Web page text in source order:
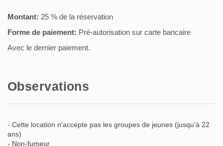
Montant: 25 % de la réservation
Forme de paiement: Pré-autorisation sur carte bancaire
Avec le dernier paiement.
Observations
- Cette location n'accepte pas les groupes de jeunes (jusqu'à 22
ans)
- Non-fumeur